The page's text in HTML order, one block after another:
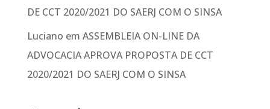
DE CCT 2020/2021 DO SAERJ COM O SINSA
Luciano em ASSEMBLEIA ON-LINE DA
ADVOCACIA APROVA PROPOSTA DE CCT
2020/2021 DO SAERJ COM O SINSA